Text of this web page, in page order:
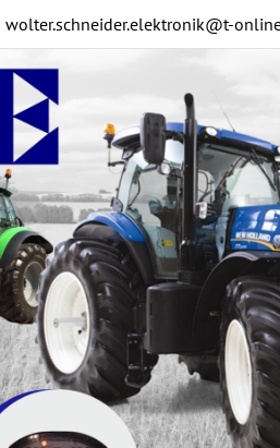
wolter.schneider.elektronik@t-